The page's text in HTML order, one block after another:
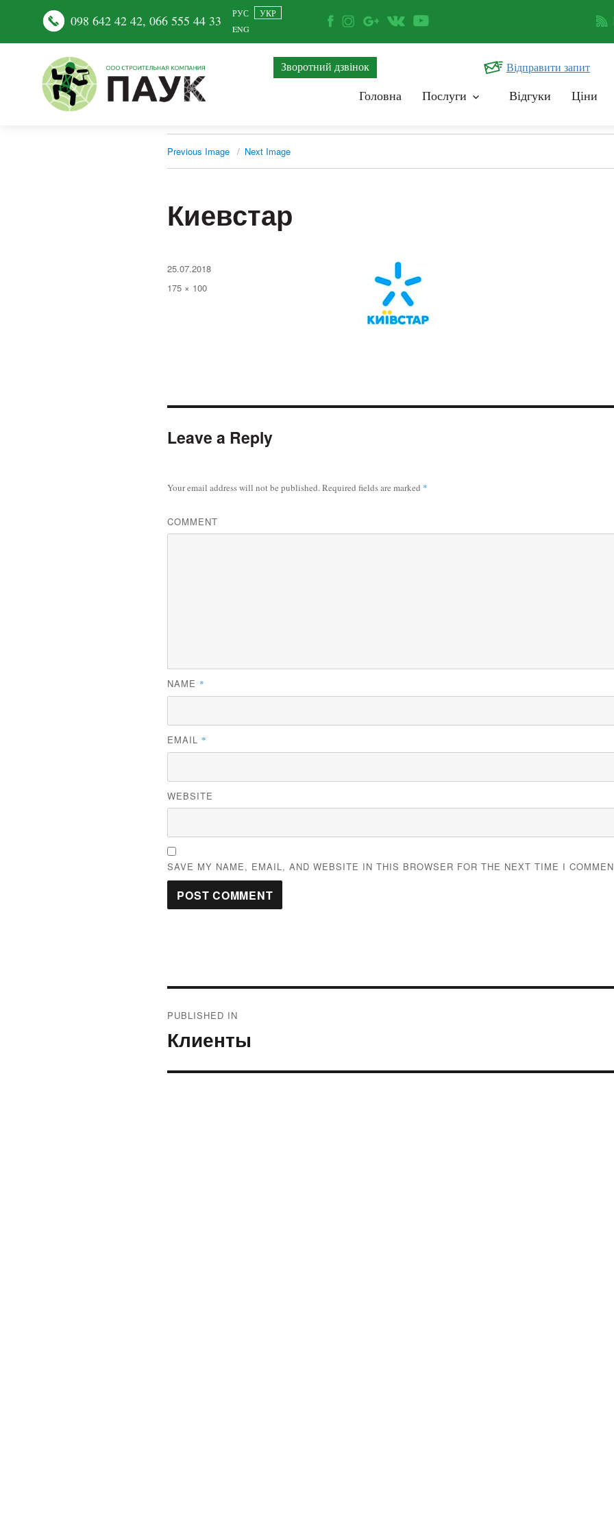
098 642 42 42,066 555 44 33 РУС
УКР
ENG
Зворотний дзвінок Відправити запит
Головна Послуги Відгуки Ціни
Previous Image Next Image
Киевстар
Posted
on
25.07.2018
Full
175 × 100
Leave a Reply
Your email address will not be published.Required fields are marked *
COMMENT
NAME *
EMAIL *
WEBSITE
SAVE MY NAME, EMAIL, AND WEBSITE IN THIS BROWSER FOR THE NEXT TIME I
Post
navigation
PUBLISHED IN
Клиенты